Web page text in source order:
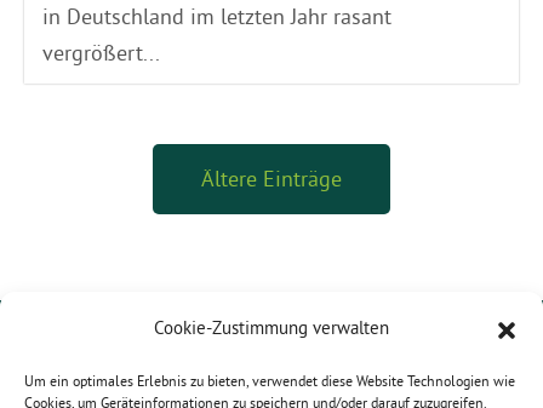
Cookie-Zustimmung verwalten
Um ein optimales Erlebnis zu bieten, verwendet diese Website Technologien wie
Cookies, um Geräteinformationen zu speichern und/oder darauf zuzugreifen.
in Deutschland im letzten Jahr rasant
vergrößert...
Ältere Einträge
Platz der Republik 1